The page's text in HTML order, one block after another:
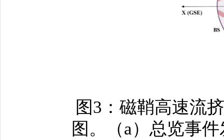
图3：磁鞘高速流
图。（a）总览事